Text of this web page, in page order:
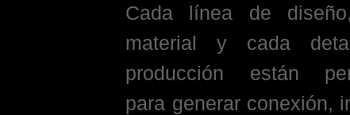
Cada línea de
material y cada
producción están
para generar conexión,